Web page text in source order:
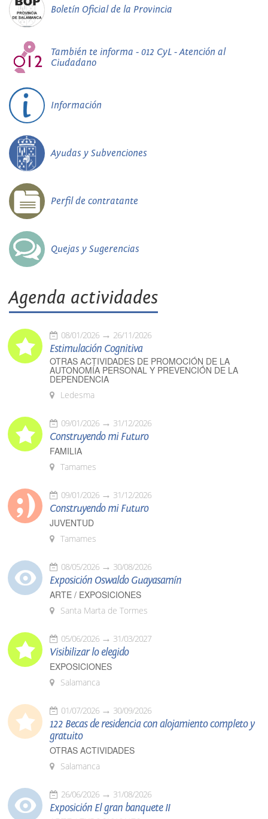
Boletín Oficial de la Provincia
También te informa - 012 CyL - Atención al
Ciudadano
Información
Ayudas y Subvenciones
Perfil de contratante
Quejas y Sugerencias
Agenda actividades
08/01/2026 26/11/2026
Estimulación Cognitiva
OTRAS ACTIVIDADES DE PROMOCIÓN DE LA
AUTONOMÍA PERSONAL Y PREVENCIÓN DE LA
DEPENDENCIA
Ledesma
09/01/2026 31/12/2026
Construyendo mi Futuro
FAMILIA
Tamames
09/01/2026 31/12/2026
Construyendo mi Futuro
JUVENTUD
Tamames
08/05/2026 30/08/2026
Exposición Oswaldo Guayasamín
ARTE / EXPOSICIONES
Santa Marta de Tormes
05/06/2026 31/03/2027
Visibilizar lo elegido
EXPOSICIONES
Salamanca
01/07/2026 30/09/2026
122 Becas de residencia con alojamiento completo y
gratuito
OTRAS ACTIVIDADES
Salamanca
26/06/2026 31/08/2026
Exposición El gran banquete II